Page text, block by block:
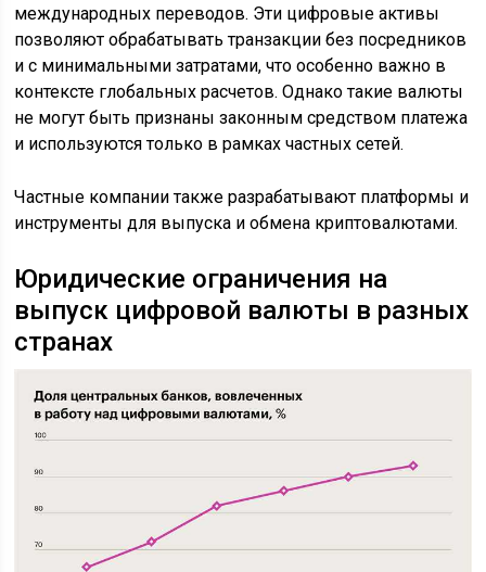
международных переводов. Эти цифровые активы
позволяют обрабатывать транзакции без посредников
и с минимальными затратами, что особенно важно в
контексте глобальных расчетов. Однако такие валюты
не могут быть признаны законным средством платежа
и используются только в рамках частных сетей.
Частные компании также разрабатывают платформы и
инструменты для выпуска и обмена криптовалютами.
Юридические ограничения на
выпуск цифровой валюты в разных
странах